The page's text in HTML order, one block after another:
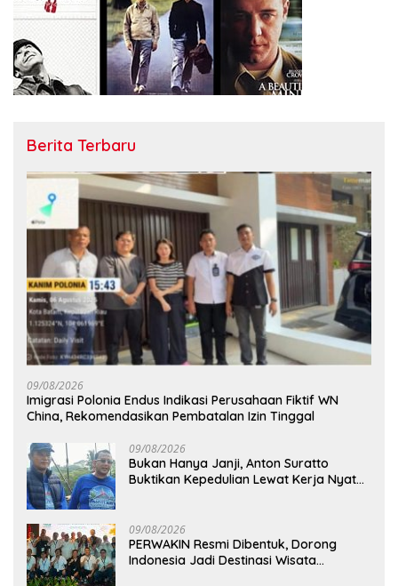
Berita Terbaru
09/08/2026
Imigrasi Polonia Endus Indikasi Perusahaan Fiktif WN
China, Rekomendasikan Pembatalan Izin Tinggal
09/08/2026
Bukan Hanya Janji, Anton Suratto
Buktikan Kepedulian Lewat Kerja Nyata
09/08/2026
PERWAKIN Resmi Dibentuk, Dorong
Indonesia Jadi Destinasi Wisata